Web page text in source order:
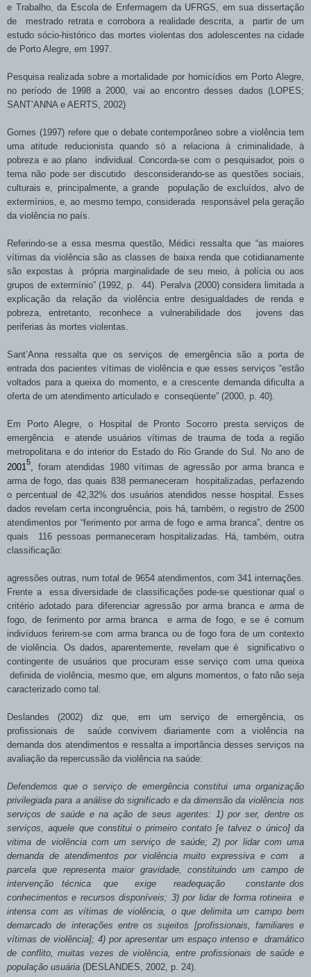
e Trabalho, da Escola de Enfermagem da UFRGS, em sua dissertação
de mestrado retrata e corrobora a realidade descrita, a partir de um
estudo sócio-histórico das mortes violentas dos adolescentes na cidade
de Porto Alegre, em 1997.
Pesquisa realizada sobre a mortalidade por homicídios em Porto Alegre,
no período de 1998 a2000, vai ao encontro desses dados (LOPES;
SANT’ANNA e AERTS, 2002)
Gomes (1997) refere que o debate contemporâneo sobre a violência tem
uma atitude reducionista quando só a relaciona à criminalidade, à
pobreza e ao plano individual. Concorda-se com o pesquisador, pois o
tema não pode ser discutido desconsiderando-se as questões sociais,
culturais e, principalmente, a grande população de excluídos, alvo de
extermínios, e, ao mesmo tempo, considerada responsável pela geração
da violência no país.
Referindo-se a essa mesma questão, Médici ressalta que “as maiores
vítimas da violência são as classes de baixa renda que cotidianamente
são expostas à própria marginalidade de seu meio, à polícia ou aos
grupos de extermínio” (1992, p. 44). Peralva (2000) considera limitada a
explicação da relação da violência entre desigualdades de renda e
pobreza, entretanto, reconhece a vulnerabilidade dos jovens das
periferias às mortes violentas.
Sant’Anna ressalta que os serviços de emergência são a porta de
entrada dos pacientes vítimas de violência e que esses serviços “estão
voltados para a queixa do momento, e a crescente demanda dificulta a
oferta de um atendimento articulado e conseqüente” (2000, p. 40).
Em Porto Alegre, o Hospital de Pronto Socorro presta serviços de
emergência e atende usuários vítimas de trauma de toda a região
metropolitana e do interior do Estado do Rio Grande do Sul. No ano de
2001
5
foram atendidas 1980 vítimas de agressão por arma branca e
arma de fogo, das quais 838 permaneceram hospitalizadas, perfazendo
o percentual de 42,32% dos usuários atendidos nesse hospital. Esses
dados revelam certa incongruência, pois há, também, o registro de 2500
atendimentos por “ferimento por arma de fogo e arma branca”, dentre os
quais 116 pessoas permaneceram hospitalizadas. Há, também, outra
classificação:
agressões outras, num total de 9654 atendimentos, com 341 internações.
Frente a essa diversidade de classificações pode-se questionar qual o
critério adotado para diferenciar agressão por arma branca e arma de
fogo, de ferimento por arma branca e arma de fogo, e se é comum
indivíduos ferirem-se com arma branca ou de fogo fora de um contexto
de violência. Os dados, aparentemente, revelam que é significativo o
contingente de usuários que procuram esse serviço com uma queixa
definida de violência, mesmo que, em alguns momentos, o fato não seja
caracterizado como tal.
Deslandes (2002) diz que, em um serviço de emergência, os
profissionais de saúde convivem diariamente com a violência na
demanda dos atendimentos e ressalta a importância desses serviços na
avaliação da repercussão da violência na saúde:
Defendemos que o serviço de emergência constitui uma organização
privilegiada para a análise do significado e da dimensão da violência nos
serviços de saúde e na ação de seus agentes: 1) por ser, dentre os
serviços, aquele que constitui o primeiro contato [e talvez o único] da
vitima de violência com um serviço de saúde; 2) por lidar com uma
demanda de atendimentos por violência muito expressiva e com a
parcela que representa maior gravidade, constituindo um campo de
intervenção técnica que exige readequação constante dos
conhecimentos e recursos disponíveis; 3) por lidar de forma rotineira e
intensa com as vítimas de violência, o que delimita um campo bem
demarcado de interações entre os sujeitos [profissionais, familiares e
vítimas de violência]; 4) por apresentar um espaço intenso e dramático
de conflito, muitas vezes de violência, entre profissionais de saúde e
população usuária (DESLANDES, 2002, p. 24).